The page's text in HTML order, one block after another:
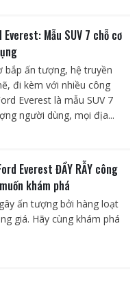
Mẫu SUV 7 chỗ cơ
bắp ấn tượng, hệ truyền
đi kèm với nhiều công
Everest là mẫu SUV 7
người dùng, mọi địa...
Everest ĐẦY RẪY công
khám phá
ấn tượng bởi hàng loạt
giá. Hãy cùng khám phá